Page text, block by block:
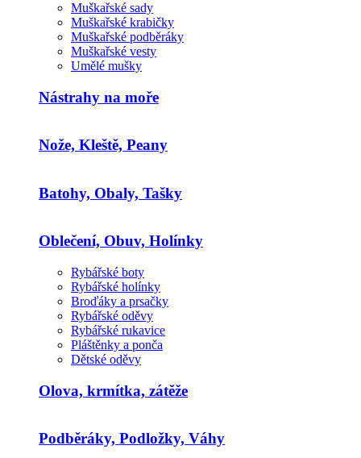
Muškařské sady
Muškařské krabičky
Muškařské podběráky
Muškařské vesty
Umělé mušky
Nástrahy na moře
Nože, Kleště, Peany
Batohy, Obaly, Tašky
Oblečení, Obuv, Holínky
Rybářské boty
Rybářské holínky
Broďáky a prsačky
Rybářské oděvy
Rybářské rukavice
Pláštěnky a ponča
Dětské oděvy
Olova, krmítka, zátěže
Podběráky, Podložky, Váhy